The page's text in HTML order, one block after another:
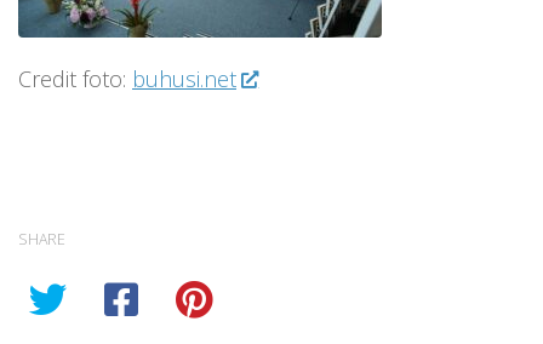
Credit foto: buhusi.net
SHARE